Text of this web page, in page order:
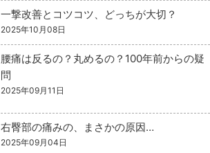
一撃改善とコツコツ、どっちが大切？
2025年10月08日
腰痛は反るの？丸めるの？100年前からの疑
問
2025年09月11日
右臀部の痛みの、まさかの原因…
2025年09月04日